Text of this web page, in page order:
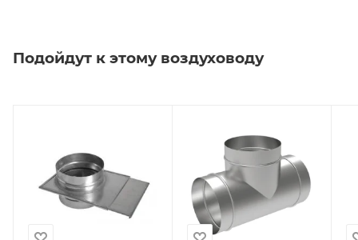
Подойдут к этому воздуховоду